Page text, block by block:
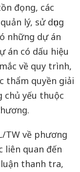
đọng, các
lý, sử dụng
những dự án
án có dấu hiệu
về quy trình,
thẩm quyền giải
chủ yếu thuộc
TW về phương
liên quan đến
thanh tra,